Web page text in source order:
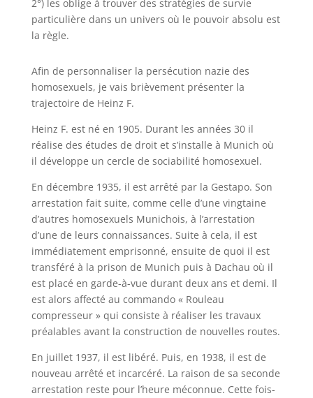
2°) les oblige à trouver des stratégies de survie
particulière dans un univers où le pouvoir absolu est
la règle.
Afin de personnaliser la persécution nazie des
homosexuels, je vais brièvement présenter la
trajectoire de Heinz F.
Heinz F. est né en 1905. Durant les années 30 il
réalise des études de droit et s’installe à Munich où
il développe un cercle de sociabilité homosexuel.
En décembre 1935, il est arrêté par la Gestapo. Son
arrestation fait suite, comme celle d’une vingtaine
d’autres homosexuels Munichois, à l’arrestation
d’une de leurs connaissances. Suite à cela, il est
immédiatement emprisonné, ensuite de quoi il est
transféré à la prison de Munich puis à Dachau où il
est placé en garde-à-vue durant deux ans et demi. Il
est alors affecté au commando « Rouleau
compresseur » qui consiste à réaliser les travaux
préalables avant la construction de nouvelles routes.
En juillet 1937, il est libéré. Puis, en 1938, il est de
nouveau arrêté et incarcéré. La raison de sa seconde
arrestation reste pour l’heure méconnue. Cette fois-